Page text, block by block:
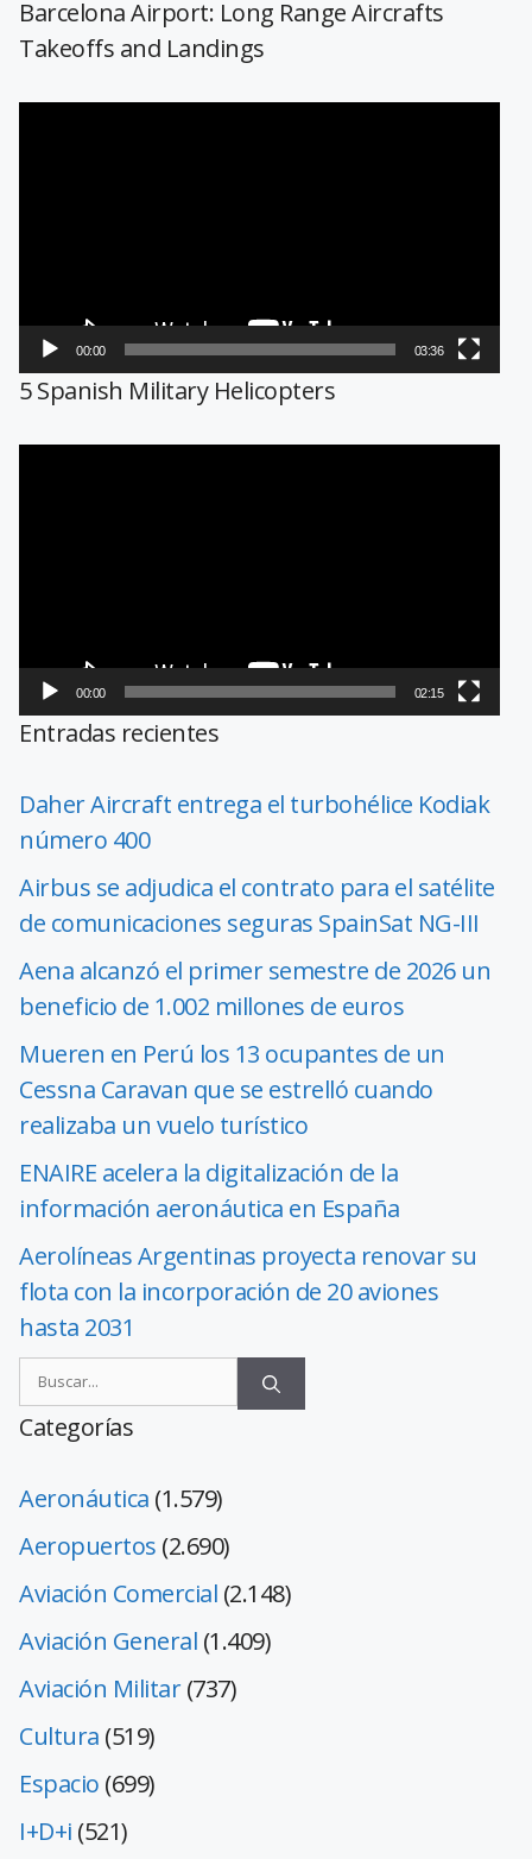
Barcelona Airport: Long Range Aircrafts
Takeoffs and Landings
00:00 03:36
5 Spanish Military Helicopters
00:00 02:15
Entradas recientes
Daher Aircraft entrega el turbohélice Kodiak
número 400
Airbus se adjudica el contrato para el satélite
de comunicaciones seguras SpainSat NG-III
Aena alcanzó el primer semestre de 2026 un
beneficio de 1.002 millones de euros
Mueren en Perú los 13 ocupantes de un
Cessna Caravan que se estrelló cuando
realizaba un vuelo turístico
ENAIRE acelera la digitalización de la
información aeronáutica en España
Aerolíneas Argentinas proyecta renovar su
flota con la incorporación de 20 aviones
hasta 2031
Categorías
Aeronáutica (1.579)
Aeropuertos (2.690)
Aviación Comercial (2.148)
Aviación General (1.409)
Aviación Militar(737)
Cultura (519)
Espacio (699)
I+D+i (521)